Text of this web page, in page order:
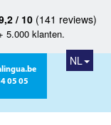
/ 10(141 reviews)
5.000 klanten.
05 05
NL